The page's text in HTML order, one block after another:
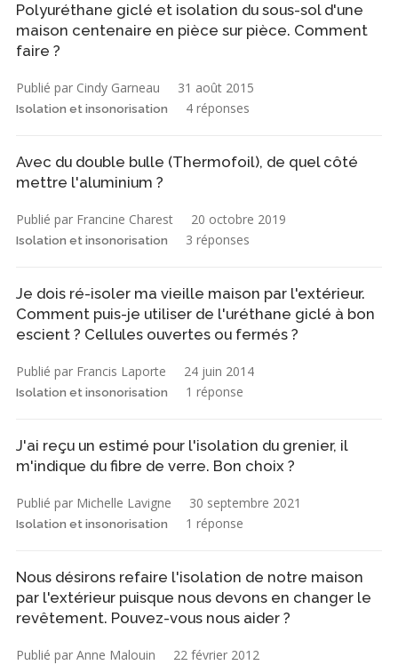
Polyuréthane giclé et isolation du sous-sol d'une
maison centenaire en pièce sur pièce. Comment
faire ?
Publié par Cindy Garneau 31 août 2015
Isolation et insonorisation 4 réponses
Avec du double bulle (Thermofoil), de quel côté
mettre l'aluminium ?
Publié par Francine Charest 20 octobre 2019
Isolation et insonorisation 3 réponses
Je dois ré-isoler ma vieille maison par l'extérieur.
Comment puis-je utiliser de l'uréthane giclé à bon
escient ? Cellules ouvertes ou fermés ?
Publié par Francis Laporte 24 juin 2014
Isolation et insonorisation 1 réponse
J'ai reçu un estimé pour l'isolation du grenier, il
m'indique du fibre de verre. Bon choix ?
Publié par Michelle Lavigne 30 septembre 2021
Isolation et insonorisation 1 réponse
Nous désirons refaire l'isolation de notre maison
par l'extérieur puisque nous devons en changer le
revêtement. Pouvez-vous nous aider ?
Publié par Anne Malouin 22 février 2012